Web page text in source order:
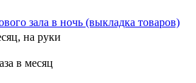
зала в ночь (выкладка товаров)
на руки
в месяц